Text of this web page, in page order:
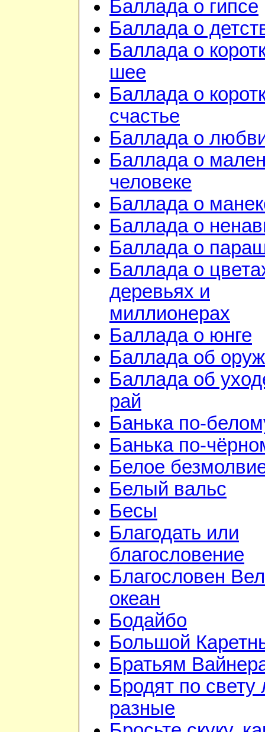
Баллада о гипсе
Баллада о
Баллада о
шее
Баллада о
счастье
Баллада о
Баллада о
человеке
Баллада о
Баллада о
Баллада о
Баллада о
деревьях и
миллионерах
Баллада о юнге
Баллада об
Баллада об
рай
Банька по-
Банька по-
Белое
Белый вальс
Бесы
Благодать или
благословение
Благословен
океан
Бодайбо
Большой
Братьям
Бродят по свету
разные